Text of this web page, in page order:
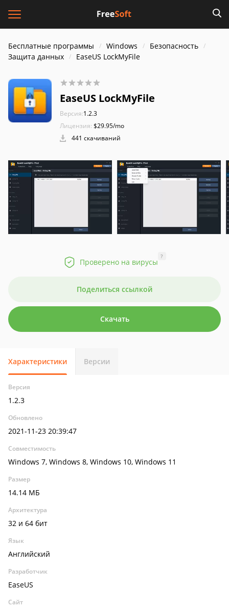
Бесплатные программы Windows
Безопасность
Защита данных
EaseUS LockMyFile
EaseUS LockMyFile
Версия:1.2.3
Лицензия: $29.95/mo
441 скачиваний
Проверено на вирусы
?
Поделиться ссылкой
Скачать
Характеристики Версии
Версия
1.2.3
Обновлено
2021-11-23 20:39:47
Совместимость
Windows 7, Windows 8, Windows 10, Windows 11
Размер
14.14 МБ
Архитектура
32 и 64 бит
Язык
Английский
Разработчик
EaseUS
Сайт